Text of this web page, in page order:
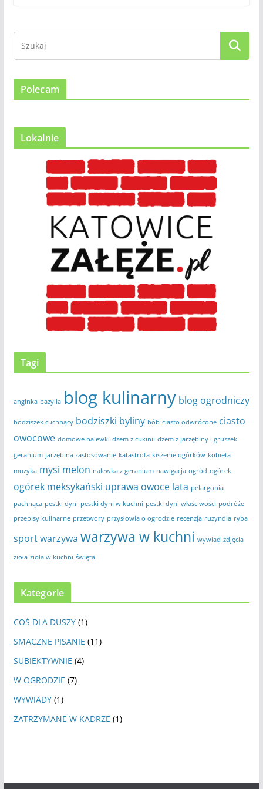
Polecam
Lokalnie
Tagi
anginka bazylia blog kulinarny blog ogrodniczy
bodziszek cuchnący bodziszki byliny bób ciasto odwrócone ciasto
owocowe domowe nalewki dżem z cukinii dżem z jarzębiny i gruszek
geranium jarzębina zastosowanie katastrofa kiszenie ogórków kobieta
muzyka mysi melon nalewka z geranium nawigacja ogród ogórek
ogórek meksykański uprawa owoce lata pelargonia
pachnąca pestki dyni pestki dyni w kuchni pestki dyni właściwości podróże
przepisy kulinarne przetwory przysłowia o ogrodzie recenzja ruzyndla ryba
sportwarzywa warzywa w kuchni wywiad zdjęcia
zioła zioła w kuchni święta
Kategorie
COŚ DLA DUSZY(1)
SMACZNE PISANIE (11)
SUBIEKTYWNIE (4)
W OGRODZIE (7)
WYWIADY(1)
ZATRZYMANE W KADRZE (1)